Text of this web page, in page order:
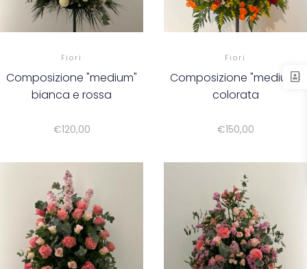
Fiori
Composizione "medium"
bianca e rossa
€120,00
Fiori
Composizione "medium"
colorata
€150,00